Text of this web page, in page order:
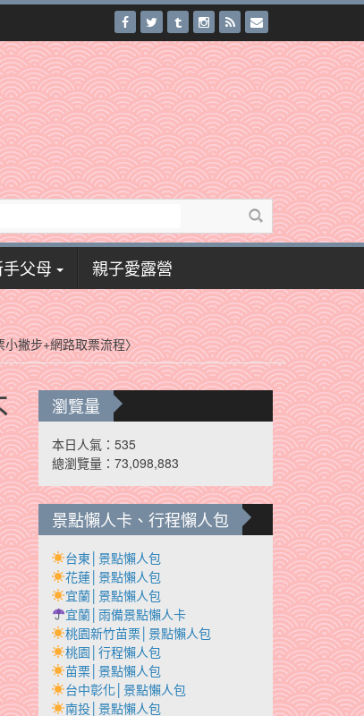
父母 親子愛露營
撇步+網路取票流程〉
瀏覽量
本日人氣：535
總瀏覽量：73,098,883
景點懶人卡、行程懶人包
台東│景點懶人包
花蓮│景點懶人包
宜蘭│景點懶人包
宜蘭│雨備景點懶人卡
桃園新竹苗栗│景點懶人包
桃園│行程懶人包
苗栗│景點懶人包
台中彰化│景點懶人包
南投│景點懶人包